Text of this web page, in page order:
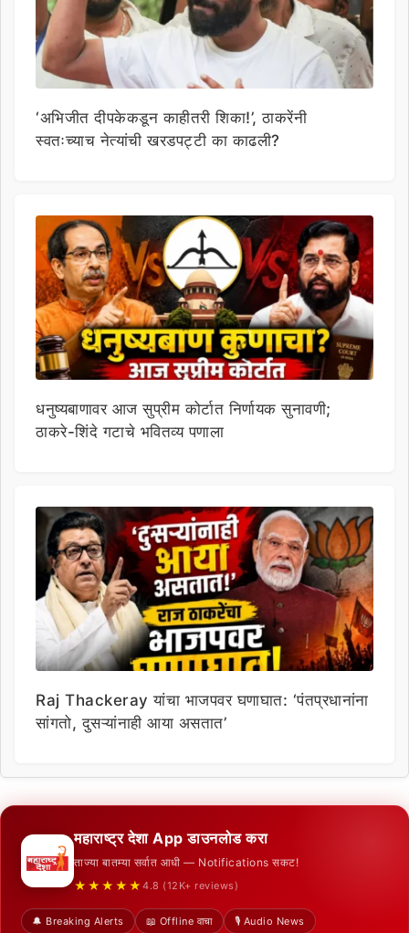
‘अभिजीत दीपकेकडून काहीतरी शिका!’, ठाकरेंनी
स्वतःच्याच नेत्यांची खरडपट्टी का काढली?
धनुष्यबाणावर आज सुप्रीम कोर्टात निर्णायक सुनावणी;
ठाकरे-शिंदे गटाचे भवितव्य पणाला
Raj Thackeray यांचा भाजपवर घणाघात: ‘पंतप्रधानांना
सांगतो, दुसऱ्यांनाही आया असतात’
महाराष्ट्र देशा App डाउनलोड करा
ताज्या बातम्या सर्वात आधी — Notifications सकट!
★★★★★ 4.8 (12K+ reviews)
🔔 Breaking Alerts 📖 Offline वाचा
🎙️ Audio News